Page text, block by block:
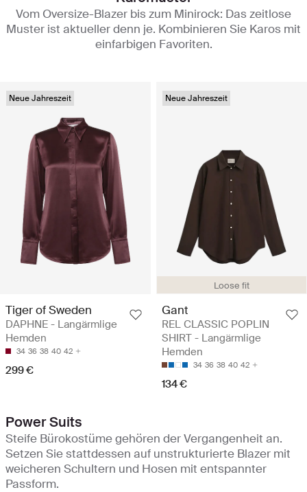
Neue Jahreszeit
Tiger of Sweden
DAPHNE - Langärmlige
Hemden
34 36 38 40 42
299 €
Loose fit
Neue Jahreszeit
Gant
REL CLASSIC POPLIN
SHIRT - Langärmlige
Hemden
34 36 38 40 42
134 €
Vom Oversize-Blazer bis zum Minirock: Das zeitlose
Muster ist aktueller denn je. Kombinieren Sie Karos mit
einfarbigen Favoriten.
Power Suits
Steife Bürokostüme gehören der Vergangenheit an.
Setzen Sie stattdessen auf unstrukturierte Blazer mit
weicheren Schultern und Hosen mit entspannter
Passform.